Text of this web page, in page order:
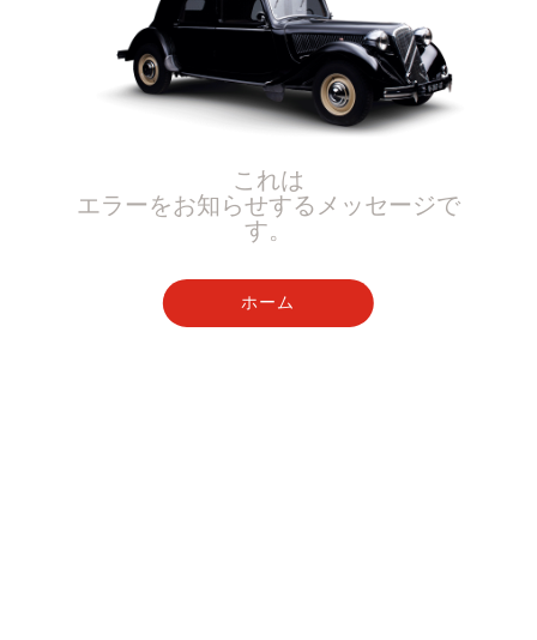
これは
エラーをお知らせするメッセージで
す。
ホーム